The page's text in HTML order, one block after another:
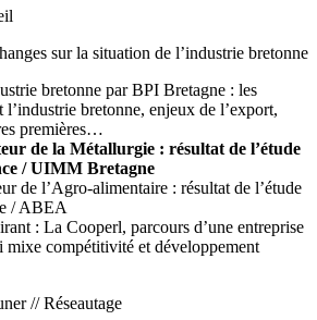
sur la situation de l’industrie bretonne
bretonne par BPI Bretagne : les
l’industrie bretonne, enjeux de l’export,
premières…
de la Métallurgie : résultat de l’étude
/ UIMM Bretagne
de l’Agro-alimentaire : résultat de l’étude
/ ABEA
: La Cooperl, parcours d’une entreprise
mixe compétitivité et développement
// Réseautage